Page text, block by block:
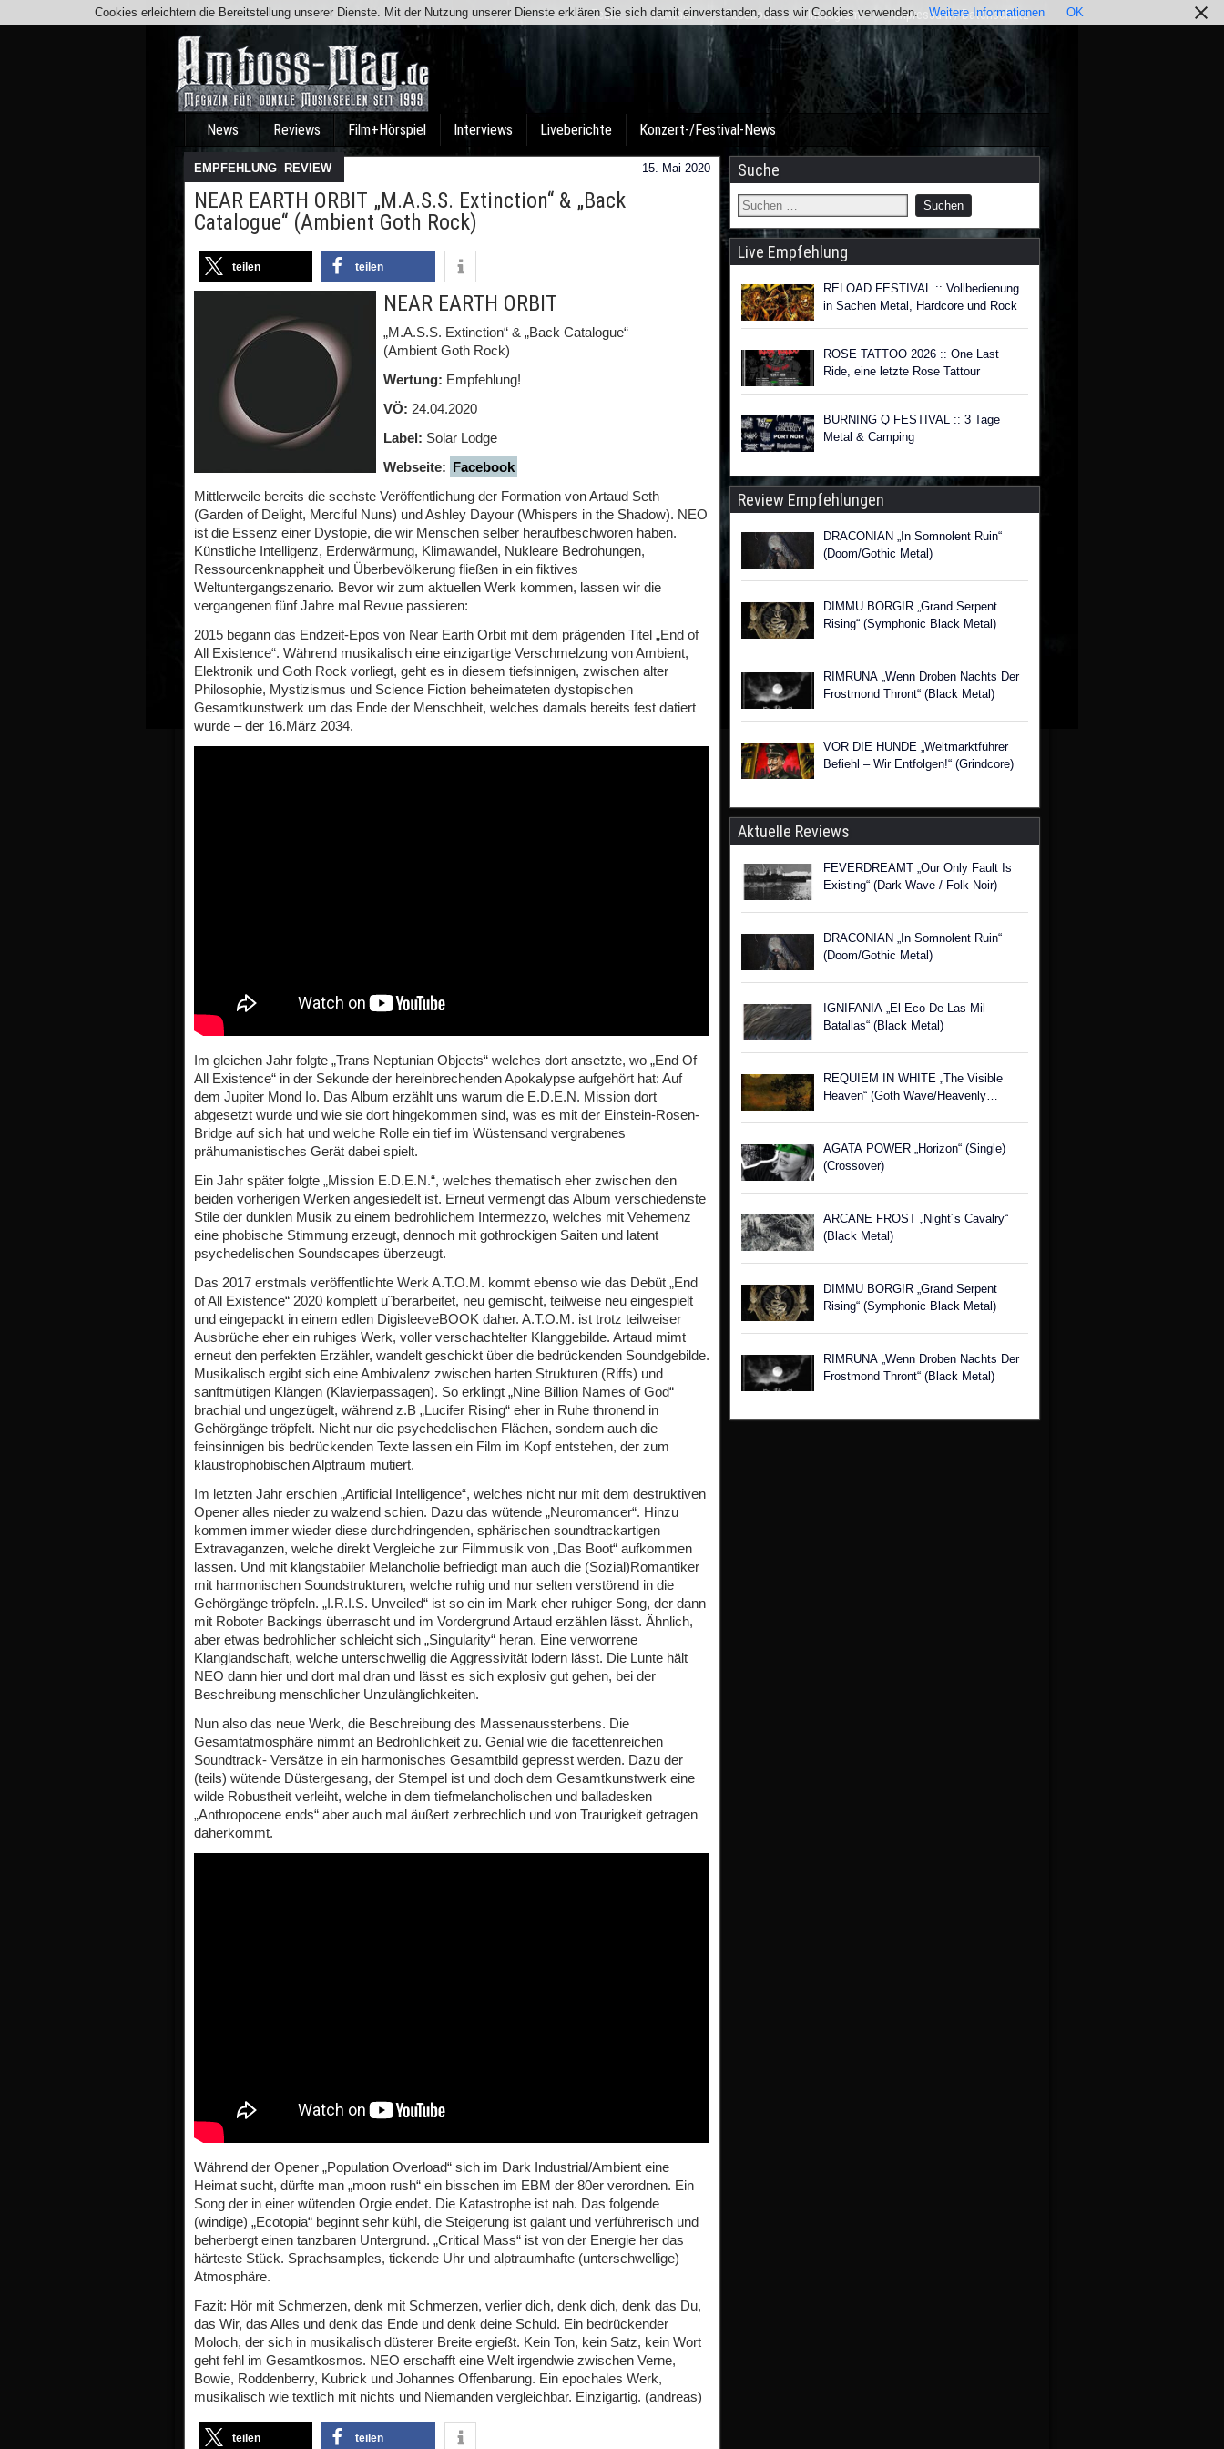
Team Kontakt Facebook Instagram Impressum / Datenschutz
News Reviews Film+Hörspiel Interviews Liveberichte Konzert-/Festival-News
EMPFEHLUNG REVIEW 15. Mai 2020
NEAR EARTH ORBIT „M.A.S.S. Extinction“ & „Back
Catalogue“ (Ambient Goth Rock)
teilen teilen
NEAR EARTH ORBIT
„M.A.S.S. Extinction“ & „Back Catalogue“
(Ambient Goth Rock)
Wertung: Empfehlung!
VÖ: 24.04.2020
Label: Solar Lodge
Webseite: Facebook
Mittlerweile bereits die sechste Veröffentlichung der Formation von Artaud Seth
(Garden of Delight, Merciful Nuns) und Ashley Dayour (Whispers in the Shadow). NEO
ist die Essenz einer Dystopie, die wir Menschen selber heraufbeschworen haben.
Künstliche Intelligenz, Erderwärmung, Klimawandel, Nukleare Bedrohungen,
Ressourcenknappheit und Überbevölkerung fließen in ein fiktives
Weltuntergangszenario. Bevor wir zum aktuellen Werk kommen, lassen wir die
vergangenen fünf Jahre mal Revue passieren:
2015 begann das Endzeit-Epos von Near Earth Orbit mit dem prägenden Titel „End of
All Existence“. Während musikalisch eine einzigartige Verschmelzung von Ambient,
Elektronik und Goth Rock vorliegt, geht es in diesem tiefsinnigen, zwischen alter
Philosophie, Mystizismus und Science Fiction beheimateten dystopischen
Gesamtkunstwerk um das Ende der Menschheit, welches damals bereits fest datiert
wurde – der 16.März 2034.
Im gleichen Jahr folgte „Trans Neptunian Objects“ welches dort ansetzte, wo „End Of
All Existence“ in der Sekunde der hereinbrechenden Apokalypse aufgehört hat: Auf
dem Jupiter Mond Io. Das Album erzählt uns warum die E.D.E.N. Mission dort
abgesetzt wurde und wie sie dort hingekommen sind, was es mit der Einstein-Rosen-
Bridge auf sich hat und welche Rolle ein tief im Wüstensand vergrabenes
prähumanistisches Gerät dabei spielt.
Ein Jahr später folgte „Mission E.D.E.N.“, welches thematisch eher zwischen den
beiden vorherigen Werken angesiedelt ist. Erneut vermengt das Album verschiedenste
Stile der dunklen Musik zu einem bedrohlichem Intermezzo, welches mit Vehemenz
eine phobische Stimmung erzeugt, dennoch mit gothrockigen Saiten und latent
psychedelischen Soundscapes überzeugt.
Das 2017 erstmals veröffentlichte Werk A.T.O.M. kommt ebenso wie das Debüt „End
of All Existence“ 2020 komplett u¨berarbeitet, neu gemischt, teilweise neu eingespielt
und eingepackt in einem edlen DigisleeveBOOK daher. A.T.O.M. ist trotz teilweiser
Ausbrüche eher ein ruhiges Werk, voller verschachtelter Klanggebilde. Artaud mimt
erneut den perfekten Erzähler, wandelt geschickt über die bedrückenden Soundgebilde.
Musikalisch ergibt sich eine Ambivalenz zwischen harten Strukturen (Riffs) und
sanftmütigen Klängen (Klavierpassagen). So erklingt „Nine Billion Names of God“
brachial und ungezügelt, während z.B „Lucifer Rising“ eher in Ruhe thronend in
Gehörgänge tröpfelt. Nicht nur die psychedelischen Flächen, sondern auch die
feinsinnigen bis bedrückenden Texte lassen ein Film im Kopf entstehen, der zum
klaustrophobischen Alptraum mutiert.
Im letzten Jahr erschien „Artificial Intelligence“, welches nicht nur mit dem destruktiven
Opener alles nieder zu walzend schien. Dazu das wütende „Neuromancer“. Hinzu
kommen immer wieder diese durchdringenden, sphärischen soundtrackartigen
Extravaganzen, welche direkt Vergleiche zur Filmmusik von „Das Boot“ aufkommen
lassen. Und mit klangstabiler Melancholie befriedigt man auch die (Sozial)Romantiker
mit harmonischen Soundstrukturen, welche ruhig und nur selten verstörend in die
Gehörgänge tröpfeln. „I.R.I.S. Unveiled“ ist so ein im Mark eher ruhiger Song, der dann
mit Roboter Backings überrascht und im Vordergrund Artaud erzählen lässt. Ähnlich,
aber etwas bedrohlicher schleicht sich „Singularity“ heran. Eine verworrene
Klanglandschaft, welche unterschwellig die Aggressivität lodern lässt. Die Lunte hält
NEO dann hier und dort mal dran und lässt es sich explosiv gut gehen, bei der
Beschreibung menschlicher Unzulänglichkeiten.
Nun also das neue Werk, die Beschreibung des Massenaussterbens. Die
Gesamtatmosphäre nimmt an Bedrohlichkeit zu. Genial wie die facettenreichen
Soundtrack- Versätze in ein harmonisches Gesamtbild gepresst werden. Dazu der
(teils) wütende Düstergesang, der Stempel ist und doch dem Gesamtkunstwerk eine
wilde Robustheit verleiht, welche in dem tiefmelancholischen und balladesken
„Anthropocene ends“ aber auch mal äußert zerbrechlich und von Traurigkeit getragen
daherkommt.
Während der Opener „Population Overload“ sich im Dark Industrial/Ambient eine
Heimat sucht, dürfte man „moon rush“ ein bisschen im EBM der 80er verordnen. Ein
Song der in einer wütenden Orgie endet. Die Katastrophe ist nah. Das folgende
(windige) „Ecotopia“ beginnt sehr kühl, die Steigerung ist galant und verführerisch und
beherbergt einen tanzbaren Untergrund. „Critical Mass“ ist von der Energie her das
härteste Stück. Sprachsamples, tickende Uhr und alptraumhafte (unterschwellige)
Atmosphäre.
Fazit: Hör mit Schmerzen, denk mit Schmerzen, verlier dich, denk dich, denk das Du,
das Wir, das Alles und denk das Ende und denk deine Schuld. Ein bedrückender
Moloch, der sich in musikalisch düsterer Breite ergießt. Kein Ton, kein Satz, kein Wort
geht fehl im Gesamtkosmos. NEO erschafft eine Welt irgendwie zwischen Verne,
Bowie, Roddenberry, Kubrick und Johannes Offenbarung. Ein epochales Werk,
musikalisch wie textlich mit nichts und Niemanden vergleichbar. Einzigartig. (andreas)
teilen teilen
Suche
Live Empfehlung
RELOAD FESTIVAL :: Vollbedienung
in Sachen Metal, Hardcore und Rock
ROSE TATTOO 2026 :: One Last
Ride, eine letzte Rose Tattour
BURNING Q FESTIVAL :: 3 Tage
Metal & Camping
Review Empfehlungen
DRACONIAN „In Somnolent Ruin“
(Doom/Gothic Metal)
DIMMU BORGIR „Grand Serpent
Rising“ (Symphonic Black Metal)
RIMRUNA „Wenn Droben Nachts Der
Frostmond Thront“ (Black Metal)
VOR DIE HUNDE „Weltmarktführer
Befiehl – Wir Entfolgen!“ (Grindcore)
Aktuelle Reviews
FEVERDREAMT „Our Only Fault Is
Existing“ (Dark Wave / Folk Noir)
DRACONIAN „In Somnolent Ruin“
(Doom/Gothic Metal)
IGNIFANIA „El Eco De Las Mil
Batallas“ (Black Metal)
REQUIEM IN WHITE „The Visible
Heaven“ (Goth Wave/Heavenly
AGATA POWER „Horizon“ (Single)
(Crossover)
ARCANE FROST „Night´s Cavalry“
(Black Metal)
DIMMU BORGIR „Grand Serpent
Rising“ (Symphonic Black Metal)
RIMRUNA „Wenn Droben Nachts Der
Frostmond Thront“ (Black Metal)
Cookies erleichtern die Bereitstellung unserer Dienste. Mit der Nutzung unserer Dienste erklären Sie sich damit einverstanden, dass wir Cookies verwenden. Weitere Informationen OK